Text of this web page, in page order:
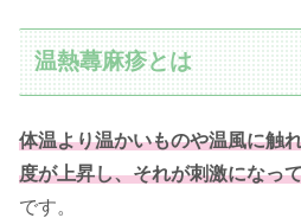
温熱蕁麻疹とは
体温より温かいものや温風に触
度が上昇し、それが刺激になっ
です。